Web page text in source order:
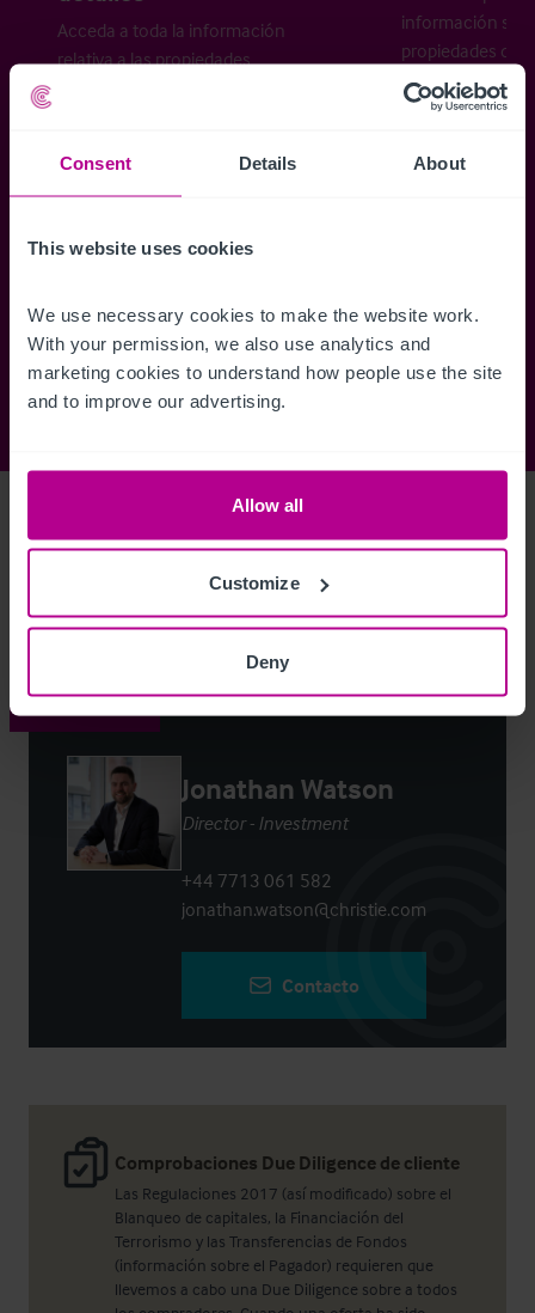
Consent Details About
This website uses cookies
We use necessary cookies to make the website work.
With your permission, we also use analytics and
marketing cookies to understand how people use the site
and to improve our advertising.
Allow all
Customize
Deny
Acceda a toda la información
relativa a las propiedades
información
propiedades
cómo desea
Regístrese ahora
to view full details
Comprobaciones Due Diligence de cliente
Las Regulaciones 2017 (así modificado) sobre el
Blanqueo de capitales, la Financiación del
Terrorismo y las Transferencias de Fondos
(información sobre el Pagador) requieren que
llevemos a cabo una Due Diligence sobre a todos
Contacto
Jonathan Watson
Director - Investment
+44 7713 061 582
jonathan.watson@christie.com
Contacto